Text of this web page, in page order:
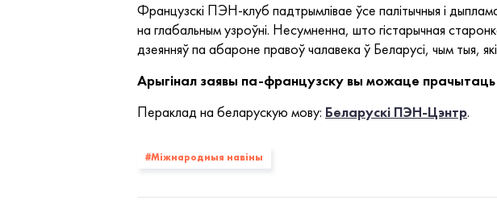
Французскі ПЭН-клуб падтрымлівае ўсе палітычныя і
на глабальным узроўні. Несумненна, што гістарычная
дзеянняў па абароне правоў чалавека ў Беларусі, чым тыя,
Арыгінал заявы па-французску вы можаце
Пераклад на беларускую мову: Беларускі ПЭН-Цэнтр.
#Міжнародныя навіны